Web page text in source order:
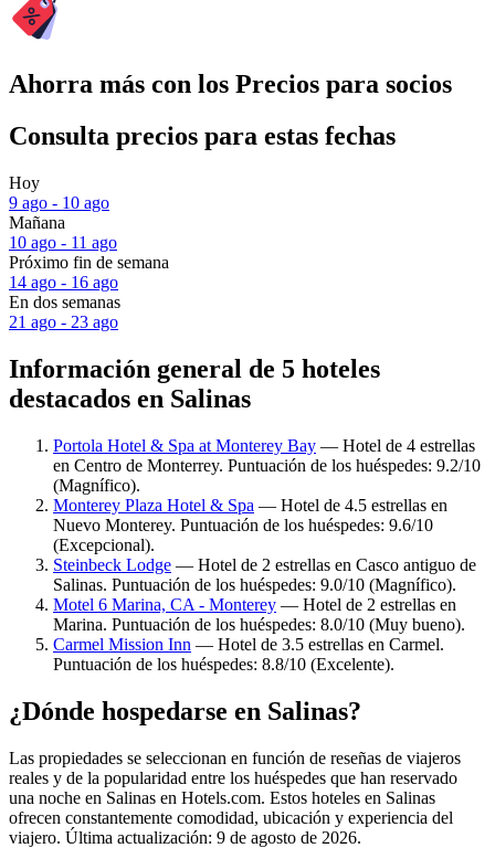
Ahorra más con los Precios para socios
Consulta precios para estas fechas
Hoy
9 ago - 10 ago
Mañana
10 ago - 11 ago
Próximo fin de semana
14 ago - 16 ago
En dos semanas
21 ago - 23 ago
Información general de 5 hoteles
destacados en Salinas
Portola Hotel & Spa at Monterey Bay — Hotel de 4 estrellas
en Centro de Monterrey. Puntuación de los huéspedes: 9.2/10
(Magnífico).
Monterey Plaza Hotel & Spa — Hotel de 4.5 estrellas en
Nuevo Monterey. Puntuación de los huéspedes: 9.6/10
(Excepcional).
Steinbeck Lodge — Hotel de 2 estrellas en Casco antiguo de
Salinas. Puntuación de los huéspedes: 9.0/10 (Magnífico).
Motel 6 Marina, CA - Monterey — Hotel de 2 estrellas en
Marina. Puntuación de los huéspedes: 8.0/10 (Muy bueno).
Carmel Mission Inn — Hotel de 3.5 estrellas en Carmel.
Puntuación de los huéspedes: 8.8/10 (Excelente).
¿Dónde hospedarse en Salinas?
Las propiedades se seleccionan en función de reseñas de viajeros
reales y de la popularidad entre los huéspedes que han reservado
una noche en Salinas en Hotels.com. Estos hoteles en Salinas
ofrecen constantemente comodidad, ubicación y experiencia del
viajero. Última actualización: 9 de agosto de 2026.